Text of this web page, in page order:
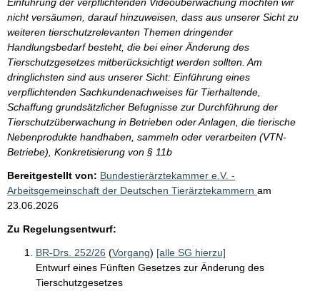
nicht versäumen, darauf hinzuweisen, dass aus unserer Sicht zu
weiteren tierschutzrelevanten Themen dringender
Handlungsbedarf besteht, die bei einer Änderung des
Tierschutzgesetzes mitberücksichtigt werden sollten. Am
dringlichsten sind aus unserer Sicht: Einführung eines
verpflichtenden Sachkundenachweises für Tierhaltende,
Schaffung grundsätzlicher Befugnisse zur Durchführung der
Tierschutzüberwachung in Betrieben oder Anlagen, die tierische
Nebenprodukte handhaben, sammeln oder verarbeiten (VTN-
Betriebe), Konkretisierung von § 11b
Bereitgestellt von: Bundestierärztekammer e.V. -
Arbeitsgemeinschaft der Deutschen Tierärztekammern am
23.06.2026
Zu Regelungsentwurf:
BR-Drs. 252/26 (Vorgang) [alle SG hierzu]
Entwurf eines Fünften Gesetzes zur Änderung des
Tierschutzgesetzes